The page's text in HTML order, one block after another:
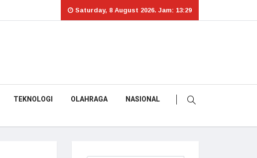
Saturday, 8 August 2026. Jam: 13:29
TEKNOLOGI OLAHRAGA NASIONAL